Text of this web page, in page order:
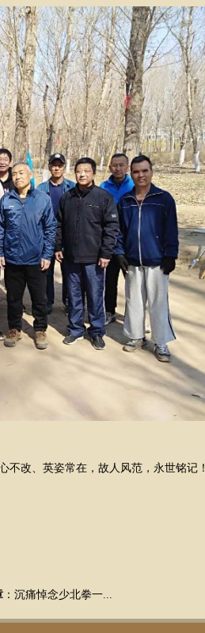
不改、英姿常在，故人风范，永世铭记！
： 沉痛悼念少北拳一...